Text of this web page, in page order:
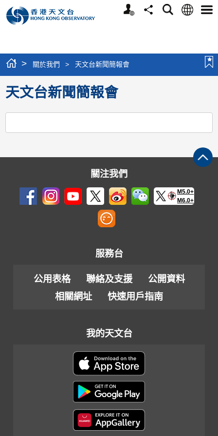
個
分
搜
語
選
> 關於我們 > 天文台新聞簡報會
天文台新聞簡報會
關注我們
M5.0+
M6.0+
服務台
公用表格 聯絡及支援
公開資料
相關網址
快速用戶指南
我的天文台